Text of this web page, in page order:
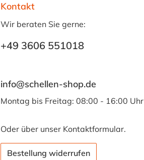
Kontakt
Wir beraten Sie gerne:
+49 3606 551018
info@schellen-shop.de
Montag bis Freitag: 08:00 - 16:00 Uhr
Oder über unser Kontaktformular.
Bestellung widerrufen